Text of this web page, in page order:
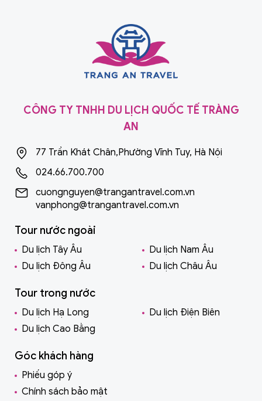
CÔNG TY TNHH DU LỊCH QUỐC TẾ TRÀNG
AN
77 Trần Khát Chân,Phường Vĩnh Tuy, Hà Nội
024.66.700.700
cuongnguyen@trangantravel.com.vn
vanphong@trangantravel.com.vn
Tour nước ngoài
Du lịch Tây Âu
Du lịch Nam Âu
Du lịch Đông Âu
Du lịch Châu Âu
Tour trong nước
Du lịch Hạ Long
Du lịch Điện Biên
Du lịch Cao Bằng
Góc khách hàng
Phiếu góp ý
Chính sách bảo mật